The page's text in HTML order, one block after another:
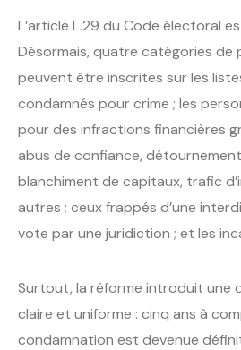
L’article L.29 du Code électoral
Désormais, quatre catégories de
peuvent être inscrites sur les
condamnés pour crime ; les
pour des infractions financières
abus de confiance,
blanchiment de capitaux, trafic
autres ; ceux frappés d’une
vote par une juridiction ; et les
Surtout, la réforme introduit une
claire et uniforme : cinq ans à
condamnation est devenue